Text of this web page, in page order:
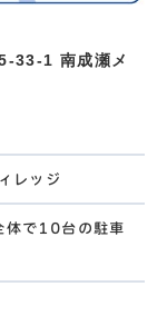
33-1 南成瀬メ
レッジ
体で10台の駐車